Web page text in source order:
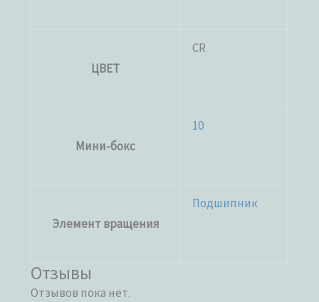
ЦВЕТ
CR
Мини-бокс
10
Элемент вращения
Подшипник
Отзывы
Отзывов пока нет.